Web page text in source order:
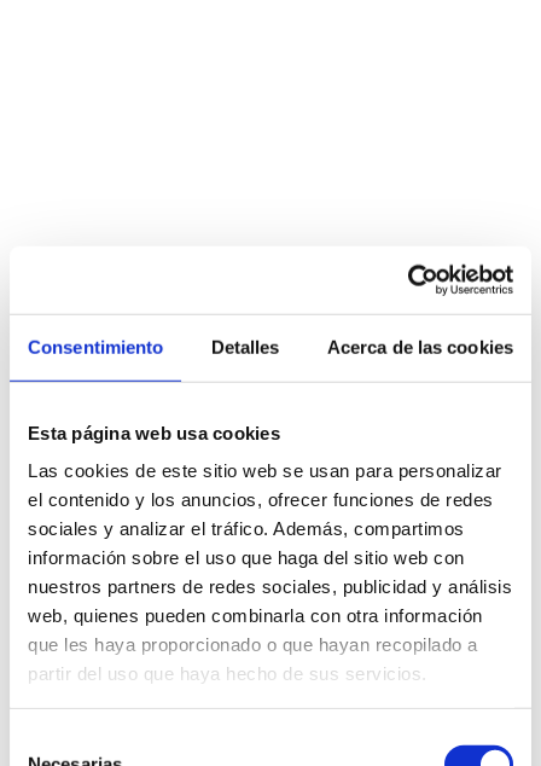
Consentimiento Detalles Acerca de las cookies
Esta página web usa cookies
Las cookies de este sitio web se usan para personalizar
el contenido y los anuncios, ofrecer funciones de redes
sociales y analizar el tráfico. Además, compartimos
información sobre el uso que haga del sitio web con
nuestros partners de redes sociales, publicidad y análisis
web, quienes pueden combinarla con otra información
que les haya proporcionado o que hayan recopilado a
partir del uso que haya hecho de sus servicios.
La empresa te dice que si no firmas la baja
voluntaria te despedirá “por las malas”.
Te dicen que firmes para no manchar tu
expediente.
Te aseguran que igualmente tendrás derecho
al paro, aunque no siempre sea así.
Te aíslan, te cambian funciones o te
presionan hasta que aceptes irte.
Te entregan un documento y te piden
firmarlo en el momento, sin dejarte leerlo ni
consultar con un abogado.
al puesto.